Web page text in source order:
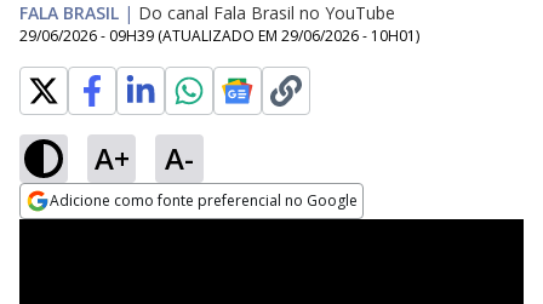
FALA BRASIL | Do canal Fala Brasil no YouTube
29/06/2026 - 09H39 (ATUALIZADO EM 29/06/2026 - 10H01)
A+ A-
Adicione como fonte preferencial no Google